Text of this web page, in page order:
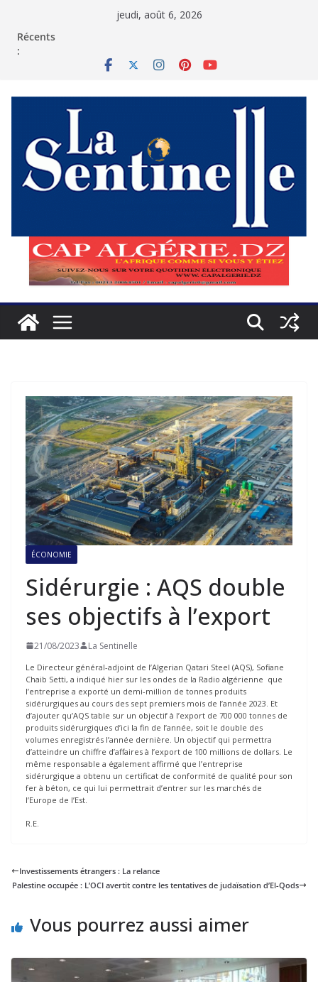
jeudi, août 6, 2026
Récents
:
ÉCONOMIE
Sidérurgie : AQS double
ses objectifs à l’export
21/08/2023 La Sentinelle
Le Directeur général-adjoint de l’Algerian Qatari Steel (AQS), Sofiane
Chaib Setti, a indiqué hier sur les ondes de la Radio algérienne que
l’entreprise a exporté un demi-million de tonnes produits
sidérurgiques au cours des sept premiers mois de l’année 2023. Et
d’ajouter qu’AQS table sur un objectif à l’export de 700 000 tonnes de
produits sidérurgiques d’ici la fin de l’année, soit le double des
volumes enregistrés l’année dernière. Un objectif qui permettra
d’atteindre un chiffre d’affaires à l’export de 100 millions de dollars. Le
même responsable a également affirmé que l’entreprise
sidérurgique a obtenu un certificat de conformité de qualité pour son
fer à béton, ce qui lui permettrait d’entrer sur les marchés de
l’Europe de l’Est.
R.E.
Investissements étrangers : La relance
Palestine occupée : L’OCI avertit contre les tentatives de judaïsation d’El-Qods
Vous pourrez aussi aimer